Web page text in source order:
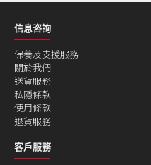
信息咨詢
保養及支援服務
關於我們
送貨服務
私隱條款
使用條款
退貨服務
客戶服務